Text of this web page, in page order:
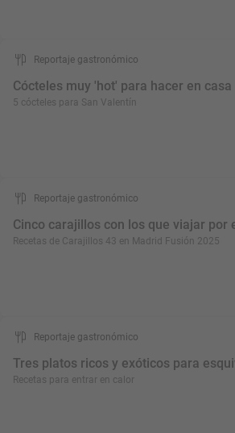
Reportaje gastronómico
Cócteles muy 'hot' para hacer en casa
5 cócteles para San Valentín
Reportaje gastronómico
Cinco carajillos con los que viajar por
Recetas de Carajillos 43 en Madrid Fusión 2025
Reportaje gastronómico
Tres platos ricos y exóticos para
Recetas para entrar en calor